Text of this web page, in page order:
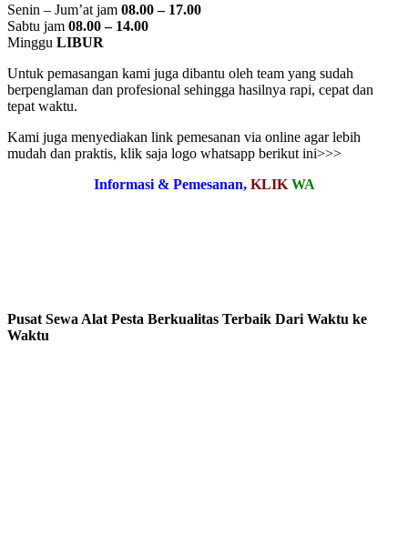
Senin – Jum’at jam 08.00 – 17.00
Sabtu jam 08.00 – 14.00
Minggu LIBUR
Untuk pemasangan kami juga dibantu oleh team yang sudah
berpenglaman dan profesional sehingga hasilnya rapi, cepat dan
tepat waktu.
Kami juga menyediakan link pemesanan via online agar lebih
mudah dan praktis, klik saja logo whatsapp berikut ini>>>
Informasi & Pemesanan, KLIK WA
Pusat Sewa Alat Pesta Berkualitas Terbaik Dari Waktu ke
Waktu